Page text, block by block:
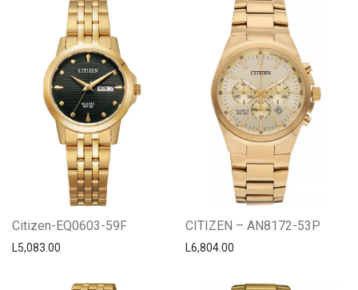
Citizen-EQ0603-59F
L5,083.00
CITIZEN – AN8172-53P
L6,804.00